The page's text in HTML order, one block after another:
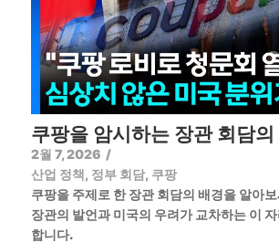
쿠팡을 암시하는 장관 회담의
2월 7, 2026 /
산업 정책, 정부 회담, 쿠팡
쿠팡을 주제로 한 장관 회담의 배경을 알아
장관의 발언과 미국의 우려가 교차하는 이
합니다.